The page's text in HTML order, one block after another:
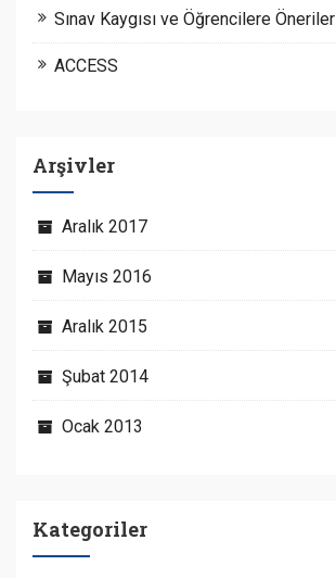
Sınav Kaygısı ve Öğrencilere Öneriler
ACCESS
Arşivler
Aralık 2017
Mayıs 2016
Aralık 2015
Şubat 2014
Ocak 2013
Kategoriler